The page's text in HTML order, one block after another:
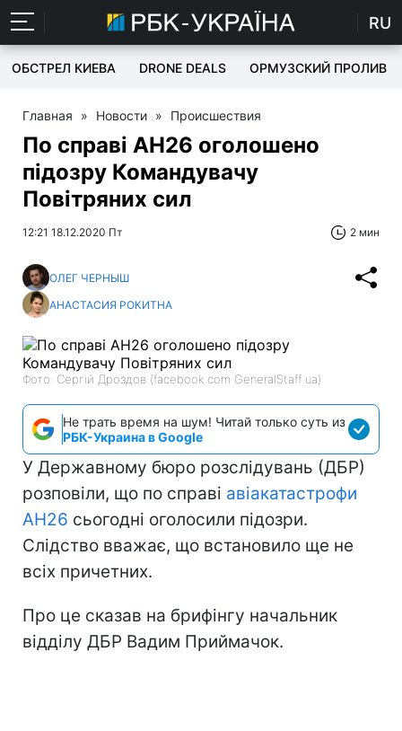
RU
ОБСТРЕЛ КИЕВА DRONE DEALS ОРМУЗСКИЙ ПРОЛИВ
Главная » Новости » Происшествия
По справі АН26 оголошено
підозру Командувачу
Повітряних сил
12:21 18.12.2020 Пт 2 мин
ОЛЕГ ЧЕРНЫШ
АНАСТАСИЯ РОКИТНА
Фото: Сергій Дроздов (facebook com GeneralStaff ua)
Не трать время на шум! Читай только суть из
РБК-Украина в Google
У Державному бюро розслідувань (ДБР)
розповіли, що по справі авіакатастрофи
АН26 сьогодні оголосили підозри.
Слідство вважає, що встановило ще не
всіх причетних.
Про це сказав на брифінгу начальник
відділу ДБР Вадим Приймачок.